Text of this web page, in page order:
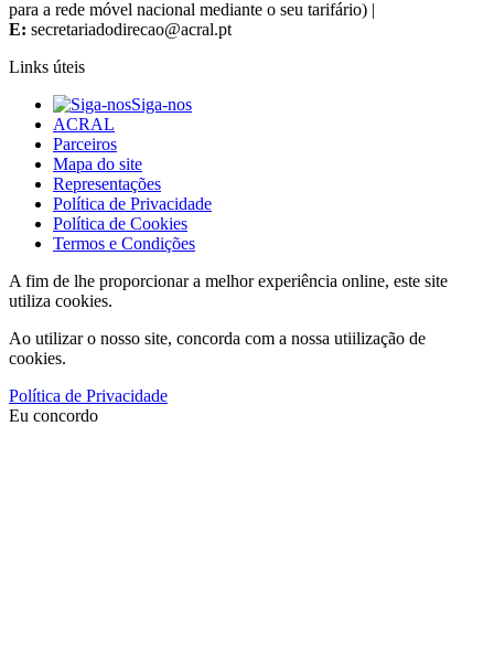
para a rede móvel nacional mediante o seu tarifário) |
E:
Links úteis
Siga-nos
ACRAL
Parceiros
Mapa do site
Representações
Política de Privacidade
Política de Cookies
Termos e Condições
A fim de lhe proporcionar a melhor experiência online, este site
utiliza cookies.
Ao utilizar o nosso site, concorda com a nossa utiilização de
cookies.
Política de Privacidade
Eu concordo